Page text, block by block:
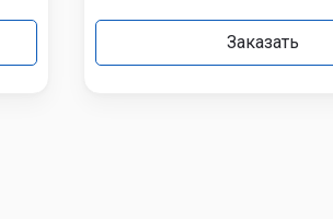
Заказать